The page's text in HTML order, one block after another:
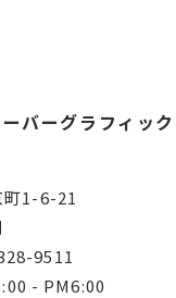
バーグラフィック
町1-6-21
9511
- PM6:00